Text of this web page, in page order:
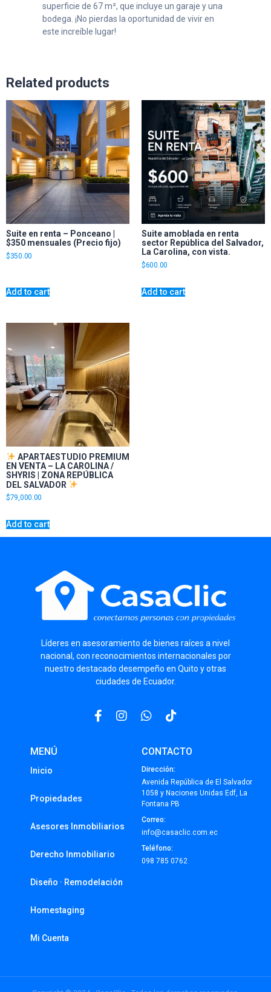
superficie de 67 m², que incluye un garaje y una
bodega. ¡No pierdas la oportunidad de vivir en
este increíble lugar!
Related products
Suite en renta – Ponceano |
$350 mensuales (Precio fijo)
$350.00
Add to cart
Suite amoblada en renta
sector República del Salvador,
La Carolina, con vista.
$600.00
Add to cart
APARTAESTUDIO PREMIUM
EN VENTA – LA CAROLINA /
SHYRIS | ZONA REPÚBLICA
DEL SALVADOR
$79,000.00
Add to cart
Líderes en asesoramiento de bienes raíces a nivel
nacional, con reconocimientos internacionales por
nuestro destacado desempeño en Quito y otras
ciudades de Ecuador.
MENÚ
Inicio
Propiedades
Asesores Inmobiliarios
Derecho Inmobiliario
Diseño · Remodelación
Homestaging
Mi Cuenta
CONTACTO
Dirección:
Avenida República de El Salvador
1058 y Naciones Unidas Edf, La
Fontana PB
Correo:
info@casaclic.com.ec
Teléfono:
098 785 0762